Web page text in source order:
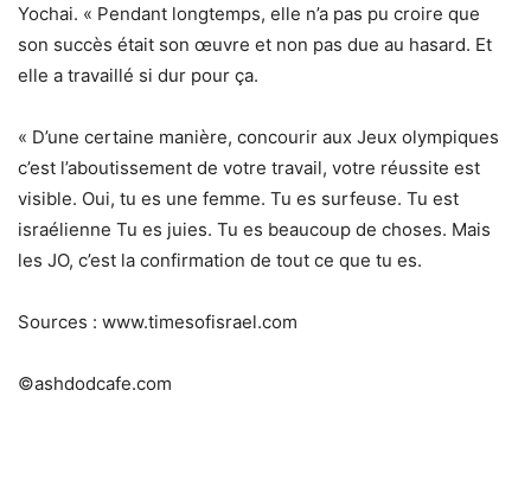
Yochai. « Pendant longtemps, elle n’a pas pu croire que
son succès était son œuvre et non pas due au hasard. Et
elle a travaillé si dur pour ça.
« D’une certaine manière, concourir aux Jeux olympiques
c’est l’aboutissement de votre travail, votre réussite est
visible. Oui, tu es une femme. Tu es surfeuse. Tu est
israélienne Tu es juies. Tu es beaucoup de choses. Mais
les JO, c’est la confirmation de tout ce que tu es.
Sources : www.timesofisrael.com
©ashdodcafe.com